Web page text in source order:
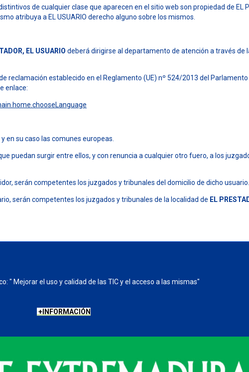
de cualquier clase que aparecen en el sitio web son propiedad de EL
atribuya a EL USUARIO derecho alguno sobre los mismos.
EL USUARIO deberá dirigirse al departamento de atención a través de
reclamación establecido en el Reglamento (UE) nº 524/2013 del Parlamento
enlace:
en su caso las comunes europeas.
puedan surgir entre ellos, y con renuncia a cualquier otro fuero, a los
serán competentes los juzgados y tribunales del domicilio de dicho usuario.
serán competentes los juzgados y tribunales de la localidad de EL
" Mejorar el uso y calidad de las TIC y el acceso a las mismas"
+INFORMACIÓN